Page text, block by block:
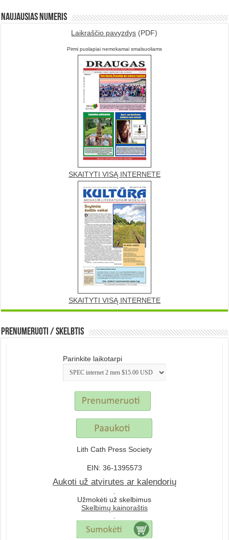
Naujausias numeris
Laikraščio pavyzdys (PDF)
Pirmi puslapiai nemokamai smalsuoliams
SKAITYTI VISĄ INTERNETE
SKAITYTI VISĄ INTERNETE
Prenumeruoti / Skelbtis
Parinkite laikotarpi
Lith Cath Press Society
EIN: 36-1395573
Aukoti už atvirutes ar kalendorių
Užmokėti už skelbimus
Skelbimų kainoraštis